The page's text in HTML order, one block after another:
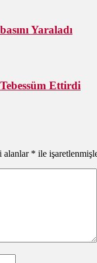
Yaraladı
Ettirdi
alanlar * ile